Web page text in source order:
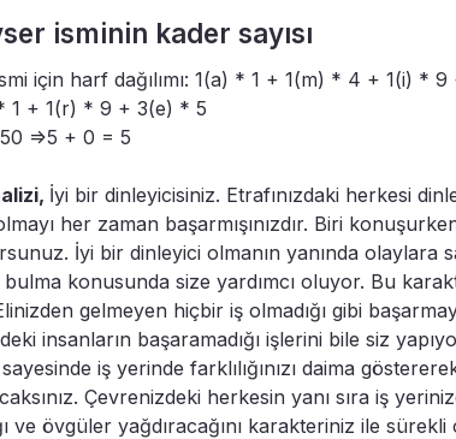
isminin kader sayısı
için harf dağılımı: 1(a) * 1 + 1(m) * 4 + 1(i) *
1 + 1(r) * 9 + 3(e) * 5
=>5 + 0 = 5
İyi bir dinleyicisiniz. Etrafınızdaki herkesi
her zaman başarmışınızdır. Biri
İyi bir dinleyici olmanın yanında olaylara
konusunda size yardımcı oluyor. Bu
gelmeyen hiçbir iş olmadığı gibi
insanların başaramadığı işlerini bile siz
iş yerinde farklılığınızı daima
Çevrenizdeki herkesin yanı sıra iş
ve övgüler yağdıracağını karakteriniz ile